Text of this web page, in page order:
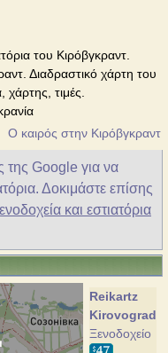
του Κιρόβγκραντ.
Διαδραστικό χάρτη του
τιμές.
Ο καιρός στην Κιρόβγκραντ
της Google για να
Δοκιμάστε επίσης
και εστιατόρια
Reikartz
Kirovograd
Ξενοδοχείο